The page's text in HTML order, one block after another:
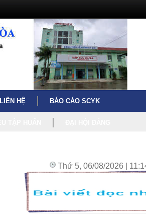
LIÊN HỆ BÁO CÁO SCYK
Thứ 5, 06/08/2026 |